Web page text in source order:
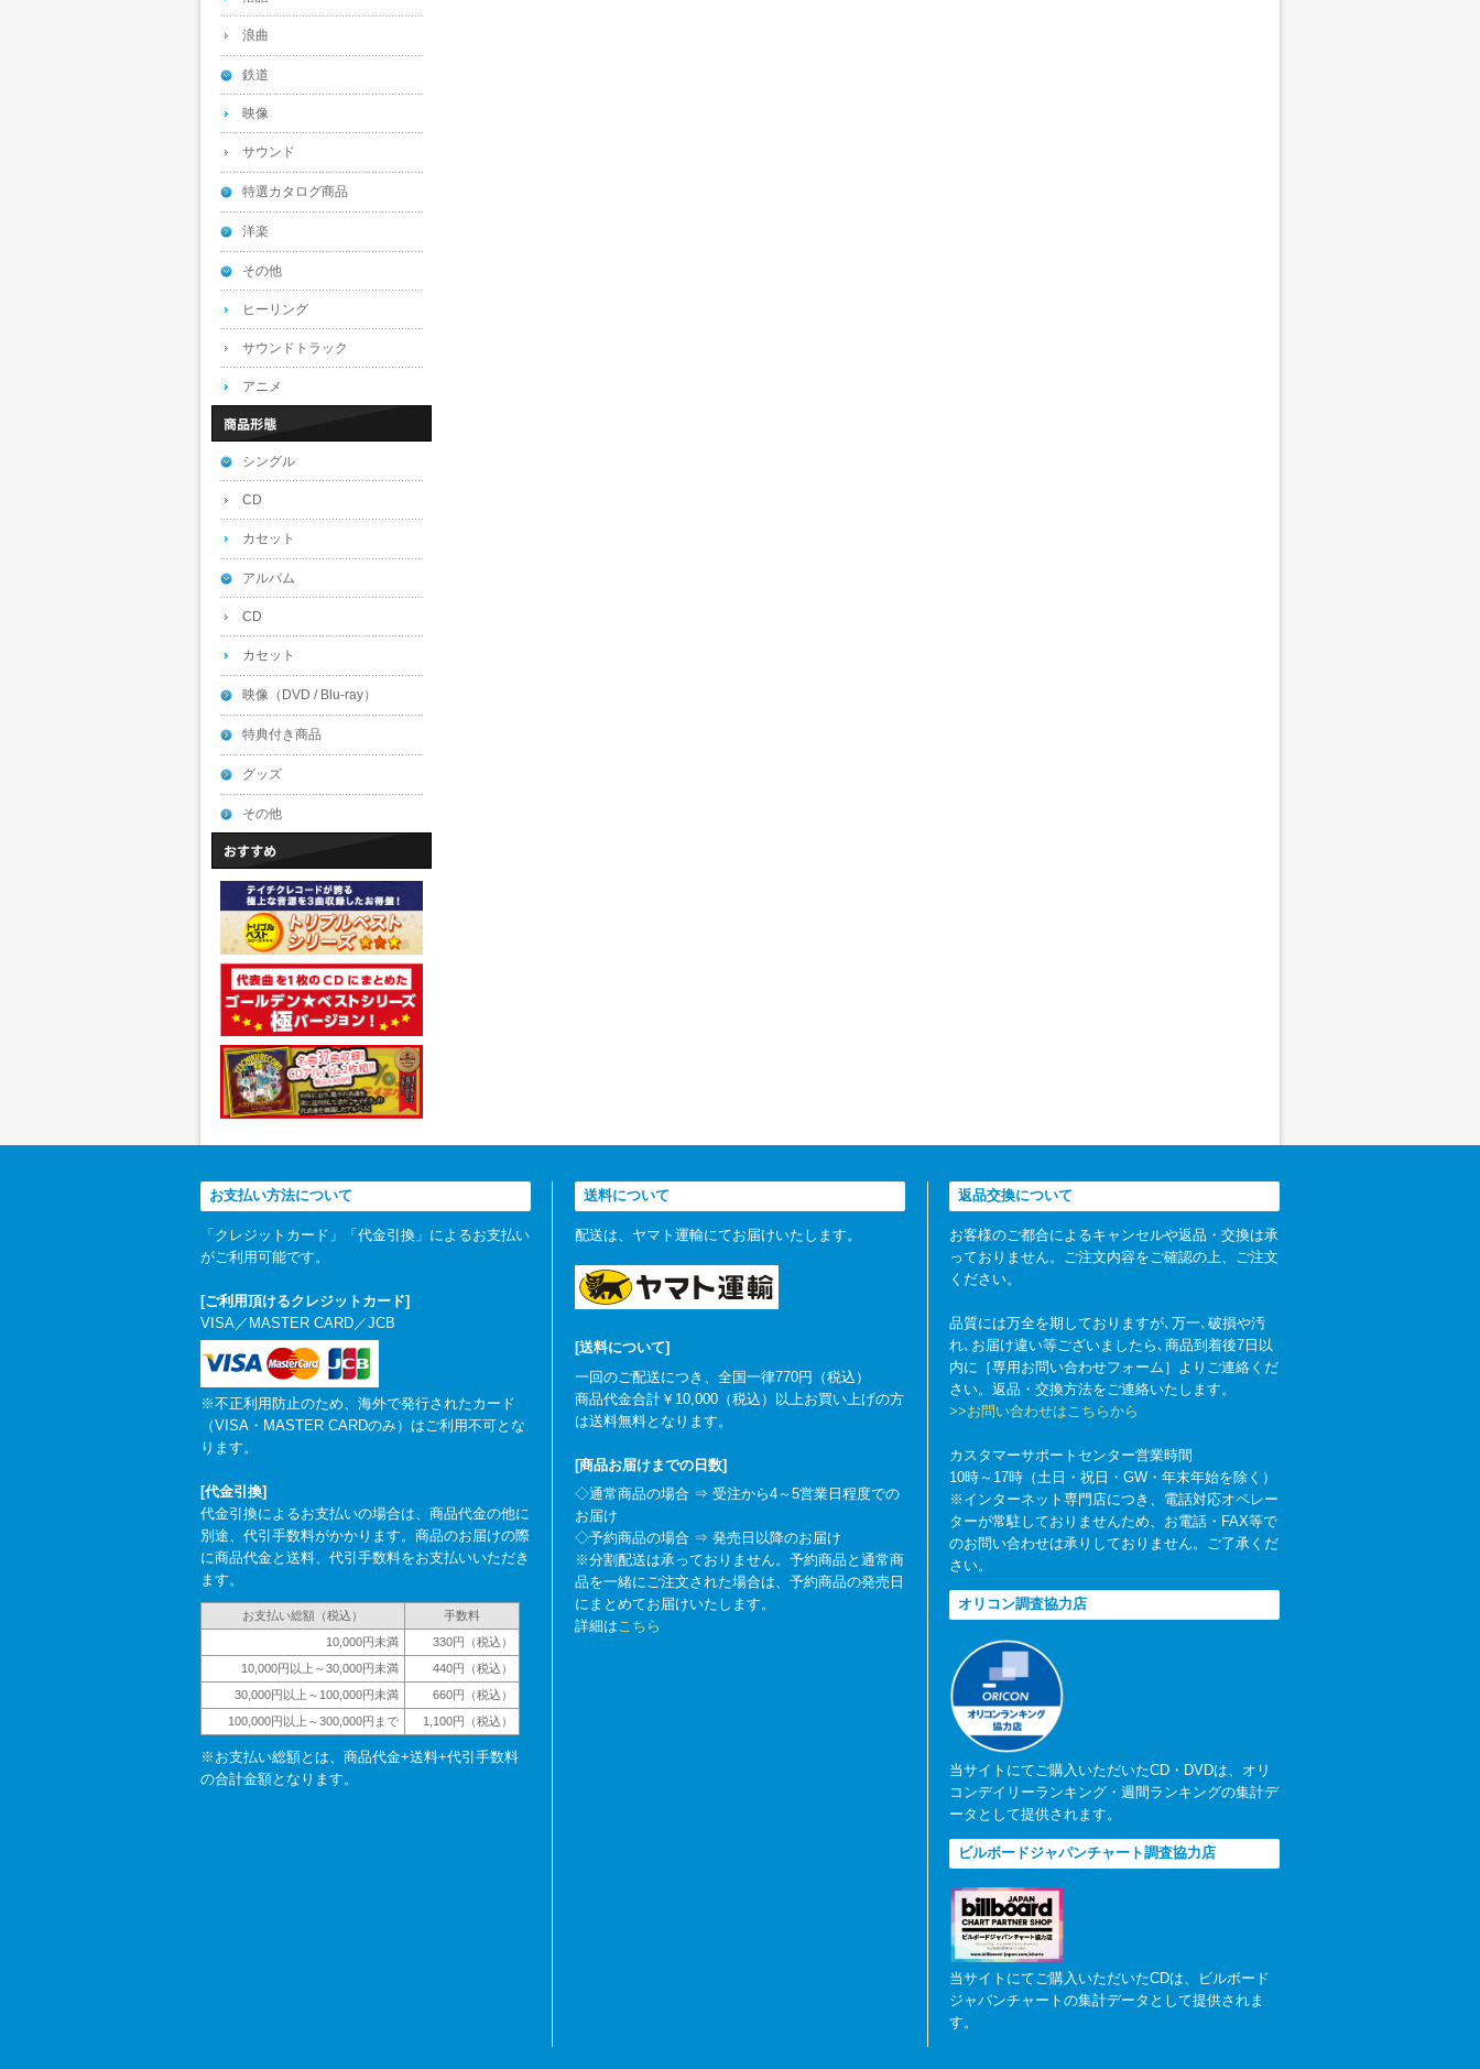
浪曲
鉄道
映像
サウンド
特選カタログ商品
洋楽
その他
ヒーリング
サウンドトラック
アニメ
シングル
CD
カセット
アルバム
CD
カセット
映像（DVD / Blu-ray）
特典付き商品
グッズ
その他
お支払い方法について
「クレジットカード」「代金引換」によるお支払い
がご利用可能です。
[ご利用頂けるクレジットカード]
VISA／MASTER CARD／JCB
※不正利用防止のため、海外で発行されたカード
（VISA・MASTER CARDのみ）はご利用不可とな
ります。
[代金引換]
代金引換によるお支払いの場合は、商品代金の他に
別途、代引手数料がかかります。商品のお届けの際
に商品代金と送料、代引手数料をお支払いいただき
ます。
お支払い総額（税込）
手数料
10,000円未満
330円（税込）
10,000円以上～30,000円未満
440円（税込）
30,000円以上～100,000円未満
660円（税込）
100,000円以上～300,000円まで
1,100円（税込）
※お支払い総額とは、商品代金+送料+代引手数料
の合計金額となります。
送料について
配送は、ヤマト運輸にてお届けいたします。
[送料について]
一回のご配送につき、全国一律770円（税込）
商品代金合計￥10,000（税込）以上お買い上げの方
は送料無料となります。
[商品お届けまでの日数]
◇通常商品の場合 ⇒ 受注から4～5営業日程度での
お届け
◇予約商品の場合 ⇒ 発売日以降のお届け
※分割配送は承っておりません。予約商品と通常商
品を一緒にご注文された場合は、予約商品の発売日
にまとめてお届けいたします。
詳細はこちら
返品交換について
お客様のご都合によるキャンセルや返品・交換は承
っておりません。ご注文内容をご確認の上、ご注文
ください。
品質には万全を期しておりますが､万一､破損や汚
れ､お届け違い等ございましたら､商品到着後7日以
内に［専用お問い合わせフォーム］よりご連絡くだ
さい。返品・交換方法をご連絡いたします。
>>お問い合わせはこちらから
カスタマーサポートセンター営業時間
10時～17時（土日・祝日・GW・年末年始を除く）
※インターネット専門店につき、電話対応オペレー
ターが常駐しておりませんため、お電話・FAX等で
のお問い合わせは承りしておりません。ご了承くだ
さい。
オリコン調査協力店
当サイトにてご購入いただいたCD・DVDは、オリ
コンデイリーランキング・週間ランキングの集計デ
ータとして提供されます。
ビルボードジャパンチャート調査協力店
当サイトにてご購入いただいたCDは、ビルボード
ジャパンチャートの集計データとして提供されま
す。